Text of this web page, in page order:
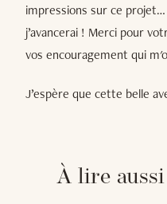
impressions sur ce
j’avancerai ! Merci pour
vos encouragement qui
J’espère que cette belle
À lire